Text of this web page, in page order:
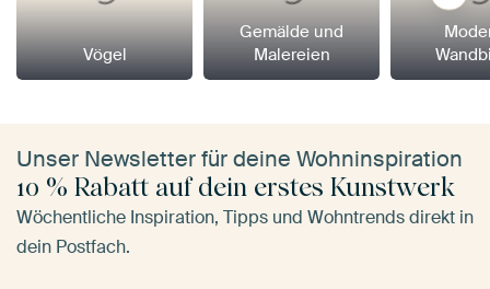
Vögel
Gemälde und
Malereien
Unser Newsletter für deine Wohninspiration
10 % Rabatt auf dein erstes Kunstwerk
Wöchentliche Inspiration, Tipps und Wohntrends direkt in
dein Postfach.